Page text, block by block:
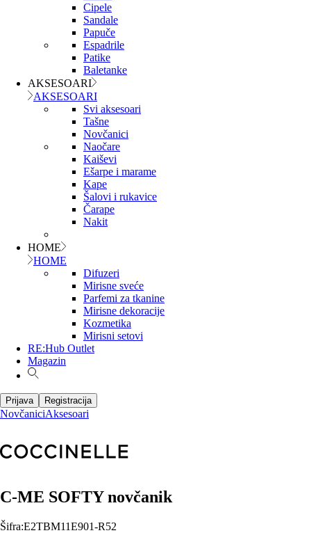
Cipele
Sandale
Papuče
Espadrile
Patike
Baletanke
AKSESOARI
AKSESOARI
Svi aksesoari
Tašne
Novčanici
Naočare
Kaiševi
Ešarpe i marame
Kape
Šalovi i rukavice
Čarape
Nakit
HOME
HOME
Difuzeri
Mirisne sveće
Parfemi za tkanine
Mirisne dekoracije
Kozmetika
Mirisni setovi
RE:Hub Outlet
Magazin
Prijava Registracija
NovčaniciAksesoari
C-ME SOFTY novčanik
Šifra:E2TBM11E901-R52